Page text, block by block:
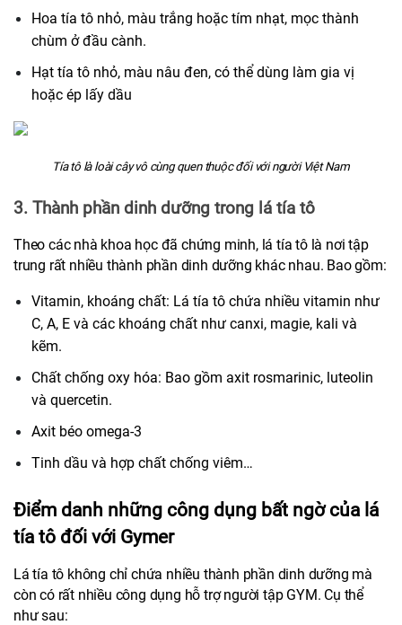
Hoa tía tô nhỏ, màu trắng hoặc tím nhạt, mọc thành
chùm ở đầu cành.
Hạt tía tô nhỏ, màu nâu đen, có thể dùng làm gia vị
hoặc ép lấy dầu
Tía tô là loài cây vô cùng quen thuộc đối với người Việt Nam
3. Thành phần dinh dưỡng trong lá tía tô
Theo các nhà khoa học đã chứng minh, lá tía tô là nơi tập
trung rất nhiều thành phần dinh dưỡng khác nhau. Bao gồm:
Vitamin, khoáng chất: Lá tía tô chứa nhiều vitamin như
C, A, E và các khoáng chất như canxi, magie, kali và
kẽm.
Chất chống oxy hóa: Bao gồm axit rosmarinic, luteolin
và quercetin.
Axit béo omega-3
Tinh dầu và hợp chất chống viêm…
Điểm danh những công dụng bất ngờ của lá
tía tô đối với Gymer
Lá tía tô không chỉ chứa nhiều thành phần dinh dưỡng mà
còn có rất nhiều công dụng hỗ trợ người tập GYM. Cụ thể
như sau: